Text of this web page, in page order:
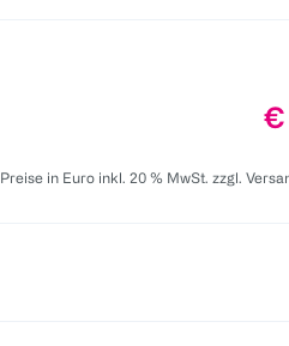
€
Preise in Euro inkl. 20 % MwSt. zzgl.